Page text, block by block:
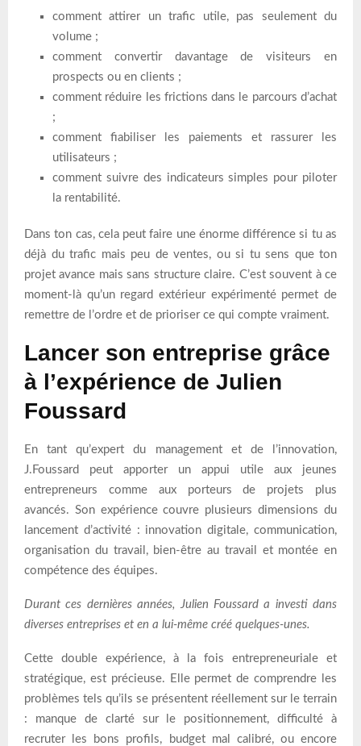
comment attirer un trafic utile, pas seulement du
volume ;
comment convertir davantage de visiteurs en
prospects ou en clients ;
comment réduire les frictions dans le parcours d’achat
;
comment fiabiliser les paiements et rassurer les
utilisateurs ;
comment suivre des indicateurs simples pour piloter
la rentabilité.
Dans ton cas, cela peut faire une énorme différence si tu as
déjà du trafic mais peu de ventes, ou si tu sens que ton
projet avance mais sans structure claire. C’est souvent à ce
moment-là qu’un regard extérieur expérimenté permet de
remettre de l’ordre et de prioriser ce qui compte vraiment.
Lancer son entreprise grâce
à l’expérience de Julien
Foussard
En tant qu’expert du management et de l’innovation,
J.Foussard peut apporter un appui utile aux jeunes
entrepreneurs comme aux porteurs de projets plus
avancés. Son expérience couvre plusieurs dimensions du
lancement d’activité : innovation digitale, communication,
organisation du travail, bien-être au travail et montée en
compétence des équipes.
Durant ces dernières années, Julien Foussard a investi dans
diverses entreprises et en a lui-même créé quelques-unes.
Cette double expérience, à la fois entrepreneuriale et
stratégique, est précieuse. Elle permet de comprendre les
problèmes tels qu’ils se présentent réellement sur le terrain
: manque de clarté sur le positionnement, difficulté à
recruter les bons profils, budget mal calibré, ou encore